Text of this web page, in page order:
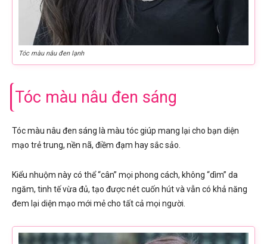
Tóc màu nâu đen lạnh
Tóc màu nâu đen sáng
Tóc màu nâu đen sáng là màu tóc giúp mang lại cho bạn diện
mạo trẻ trung, nền nã, điềm đạm hay sắc sảo.
Kiểu nhuộm này có thể “cân” mọi phong cách, không “dìm” da
ngăm, tinh tế vừa đủ, tạo được nét cuốn hút và vẫn có khả năng
đem lại diện mạo mới mẻ cho tất cả mọi người.